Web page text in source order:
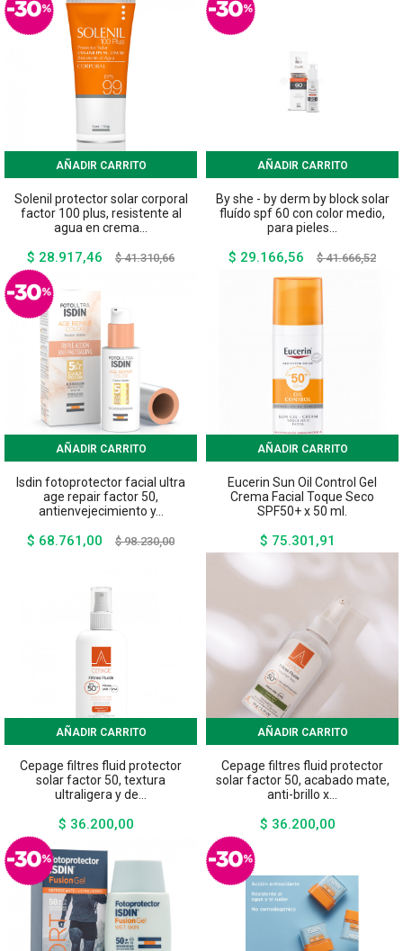
AÑADIR CARRITO
Solenil protector solar corporal
factor 100 plus, resistente al
agua en crema...
$ 28.917,46
Precio
$ 41.310,66Precio
AÑADIR CARRITO
By she - by derm by block solar
fluído spf 60 con color medio,
para pieles...
$ 29.166,56
Precio
$ 41.666,52
AÑADIR CARRITO
Isdin fotoprotector facial ultra
age repair factor 50,
antienvejecimiento y...
$ 68.761,00
Precio
$ 98.230,00Precio
AÑADIR CARRITO
Eucerin Sun Oil Control Gel
Crema Facial Toque Seco
SPF50+ x 50 ml.
$ 75.301,91
AÑADIR CARRITO
Cepage filtres fluid protector
solar factor 50, textura
ultraligera y de...
$ 36.200,00
AÑADIR CARRITO
Cepage filtres fluid protector
solar factor 50, acabado mate,
anti-brillo x...
$ 36.200,00